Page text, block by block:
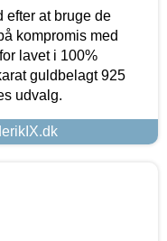
efter at bruge de
kompromis med
lavet i 100%
guldbelagt 925
udvalg.